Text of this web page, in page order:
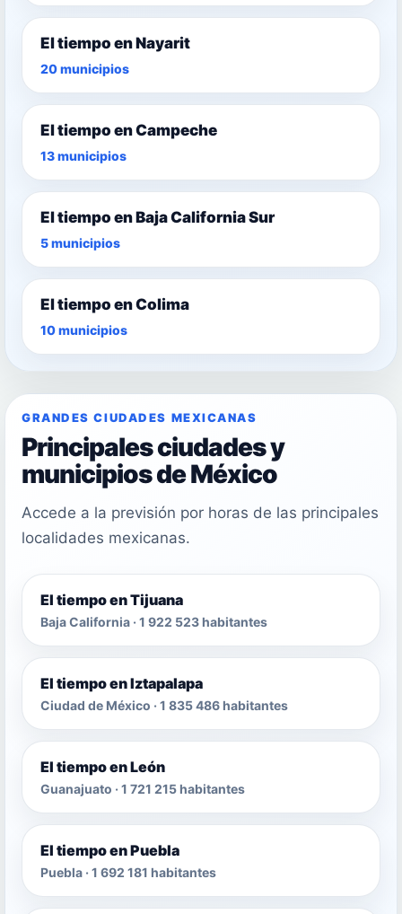
El tiempo en Nayarit
20 municipios
El tiempo en Campeche
13 municipios
El tiempo en Baja California Sur
5 municipios
El tiempo en Colima
10 municipios
GRANDES CIUDADES MEXICANAS
Principales ciudades y
municipios de México
Accede a la previsión por horas de las principales
localidades mexicanas.
El tiempo en Tijuana
Baja California · 1 922 523 habitantes
El tiempo en Iztapalapa
Ciudad de México · 1 835 486 habitantes
El tiempo en León
Guanajuato · 1 721 215 habitantes
El tiempo en Puebla
Puebla · 1 692 181 habitantes